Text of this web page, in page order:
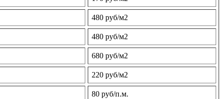
480 руб/м2
480 руб/м2
680 руб/м2
220 руб/м2
80 руб/п.м.